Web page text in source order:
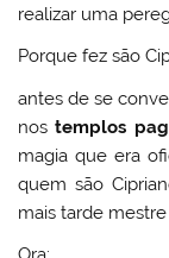
realizar uma
Porque fez são
antes de se
nostemplos
magia que era
quem são
mais tarde